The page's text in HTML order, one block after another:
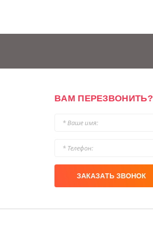
ВАМ ПЕРЕЗВОНИТЬ?
ЗАКАЗАТЬ ЗВОНОК